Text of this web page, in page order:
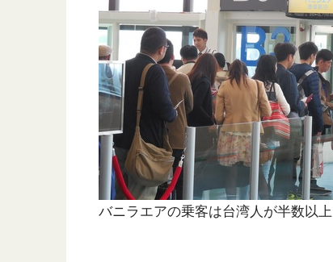
バニラエアの乗客は台湾人が半数以上